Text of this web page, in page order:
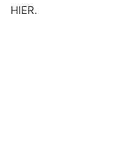
HIER.